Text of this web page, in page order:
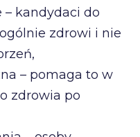
kandydaci do
zdrowi i nie
– pomaga to w
zdrowia po